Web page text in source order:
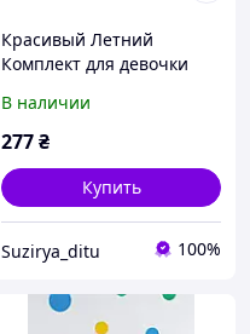
Красивый Летний
Комплект для девочки
104,110
В наличии
277₴
Купить
Suzirya_ditu 100%